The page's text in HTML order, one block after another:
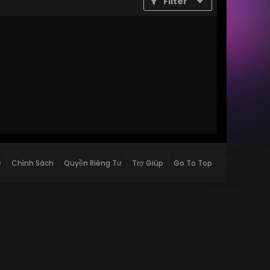
Chính Sách Quyền Riêng Tư Trợ Giúp Go To Top